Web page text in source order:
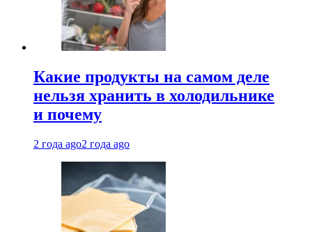
Какие продукты на самом деле
нельзя хранить в холодильнике
и почему
2 года ago2 года ago